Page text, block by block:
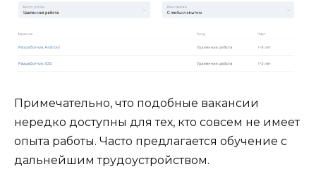
Примечательно, что подобные вакансии
нередко доступны для тех, кто совсем не имеет
опыта работы. Часто предлагается обучение с
дальнейшим трудоустройством.